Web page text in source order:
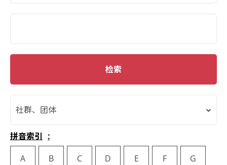
检索
社群、团体
拼音索引
A
B C D E F G